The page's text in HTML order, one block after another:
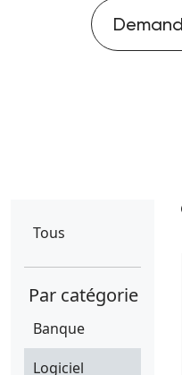
Tous
Par catégorie
Banque
Logiciel